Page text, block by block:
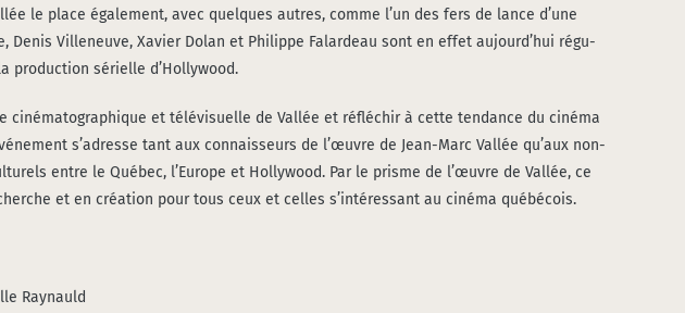
le place éga­le­ment, avec quelques autres, comme l’un des fers de lance d’une
Vil­le­neuve, Xavier Dolan et Phi­lippe Falar­deau sont en effet aujourd’hui régu­
pro­duc­tion sérielle d’Hollywood.
ciné­ma­to­gra­phique et télé­vi­suelle de Val­lée et réflé­chir à cette ten­dance du ciné­ma
s’adresse tant aux connais­seurs de l’œuvre de Jean-Marc Val­lée qu’aux non-
entre le Qué­bec, l’Europe et Hol­ly­wood. Par le prisme de l’œuvre de Val­lée, ce
et en créa­tion pour tous ceux et celles s’intéressant au ciné­ma qué­bé­cois.
Ray­nauld